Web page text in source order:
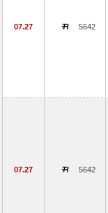
07.27 5642
07.27 5642